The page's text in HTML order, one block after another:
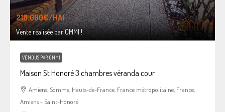
218.000€/HAI
Vente réalisée par OMMI !
VENDUS PAR OMMI
Maison St Honoré 3 chambres véranda cour
Amiens, Somme, Hauts-de-France, France métropolitaine, France,
Amiens - Saint-Honoré